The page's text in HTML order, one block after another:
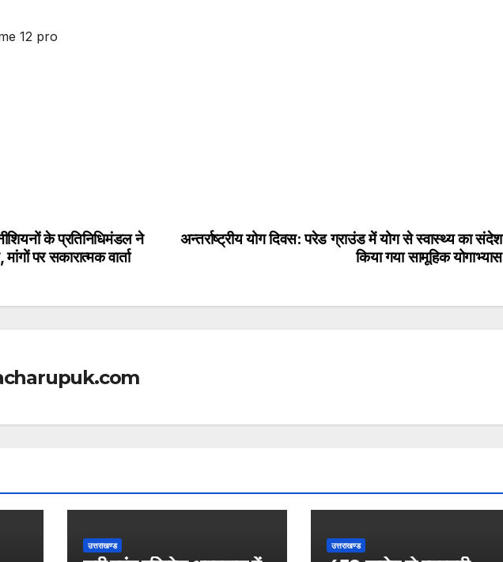
12 pro
अन्तर्राष्ट्रीय योग दिवस: परेड ग्राउंड में योग से स्वास्थ्य का संदेश
किया गया सामूहिक योगाभ्यास
के प्रतिनिधिमंडल ने
पर सकारात्मक वार्ता
उत्तराखण्ड उत्तराखण्ड